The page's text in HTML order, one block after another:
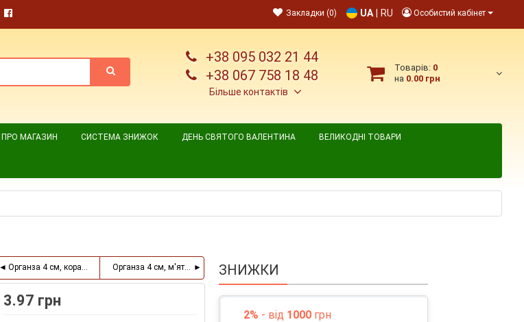
Особистий кабінет
UA RU
Закладки (0)
+38 095 032 21 44
+38 067 758 18 48
Більше контактів
Товарів: 0
на 0.00 грн
ПРО МАГАЗИН СИСТЕМА ЗНИЖОК ДЕНЬ СВЯТОГО ВАЛЕНТИНА ВЕЛИКОДНІ ТОВАРИ
Органза 4 см, кораловий, метрОрганза 4 см, м'ятний, метр
3.97 грн
ЗНИЖКИ
2% - від 1000грн